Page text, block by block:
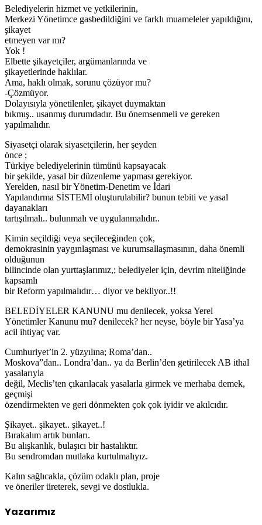
Belediyelerin hizmet ve yetkilerinin,
Merkezi Yönetimce gasbedildiğini ve farklı muameleler yapıldığını,
şikayet
etmeyen var mı?
Yok !
Elbette şikayetçiler, argümanlarında ve
şikayetlerinde haklılar.
Ama, haklı olmak, sorunu çözüyor mu?
-Çözmüyor.
Dolayısıyla yönetilenler, şikayet duymaktan
bıkmış.. usanmış durumdadır. Bu önemsenmeli ve gereken
yapılmalıdır.
Siyasetçi olarak siyasetçilerin, her şeyden
önce ;
Türkiye belediyelerinin tümünü kapsayacak
bir şekilde, yasal bir düzenleme yapması gerekiyor.
Yerelden, nasıl bir Yönetim-Denetim ve İdari
Yapılandırma SİSTEMİ oluşturulabilir? bunun tebiti ve yasal
dayanakları
tartışılmalı.. bulunmalı ve uygulanmalıdır..
Kimin seçildiği veya seçileceğinden çok,
demokrasinin yaygınlaşması ve kurumsallaşmasının, daha önemli
olduğunun
bilincinde olan yurttaşlarımız,; belediyeler için, devrim niteliğinde
kapsamlı
bir Reform yapılmalıdır… diyor ve bekliyor..!!
BELEDİYELER KANUNU mu denilecek, yoksa Yerel
Yönetimler Kanunu mu? denilecek? her neyse, böyle bir Yasa’ya
acil ihtiyaç var.
Cumhuriyet’in 2. yüzyılına; Roma’dan..
Moskova”dan.. Londra’dan.. ya da Berlin’den getirilecek AB ithal
yasalarıyla
değil, Meclis’ten çıkarılacak yasalarla girmek ve merhaba demek,
geçmişi
özendirmekten ve geri dönmekten çok çok iyidir ve akılcıdır.
Şikayet.. şikayet.. şikayet..!
Bırakalım artık bunları.
Bu alışkanlık, bulaşıcı bir hastalıktır.
Bu sendromdan mutlaka kurtulmalıyız.
Kalın sağlıcakla, çözüm odaklı plan, proje
ve öneriler üreterek, sevgi ve dostlukla.
Yazarımız